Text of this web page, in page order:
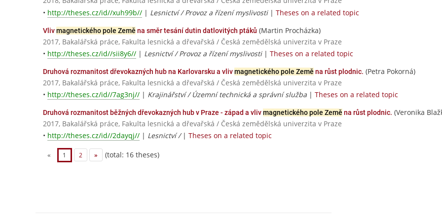
• http://theses.cz/id//xuh99b// | Lesnictví / Provoz a řízení myslivosti| Theses on a related topic
Vlivmagnetického pole Země na směr tesání dutin datlovitých ptáků (Martin Procházka)
2017, Bakalářská práce, Fakulta lesnická a dřevařská / Česká zemědělská univerzita v Praze
• http://theses.cz/id//sii8y6// | Lesnictví / Provoz a řízení myslivosti| Theses on a related topic
Druhová rozmanitost dřevokazných hub na Karlovarsku a vlivmagnetického pole Země na růst plodnic. (Petra Pokorná)
2017, Bakalářská práce, Fakulta lesnická a dřevařská / Česká zemědělská univerzita v Praze
• http://theses.cz/id//7ag3nj// | Krajinářství / Územní technická a správní služba | Theses on a related topic
Druhová rozmanitost běžných dřevokazných hub v Praze - západ a vlivmagnetického pole Země na růst plodnic. (Veronika
2017, Bakalářská práce, Fakulta lesnická a dřevařská / Česká zemědělská univerzita v Praze
• http://theses.cz/id//2dayqj// | Lesnictví / | Theses on a related topic
« 1 2 » (total: 16 theses)